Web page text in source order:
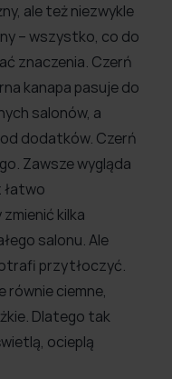
ale też niezwykle
– wszystko, co do
znaczenia. Czerń
kanapa pasuje do
salonów, a
dodatków. Czerń
Zawsze wygląda
łatwo
kilka
salonu. Ale
przytłoczyć.
równie ciemne,
Dlatego tak
ocieplą